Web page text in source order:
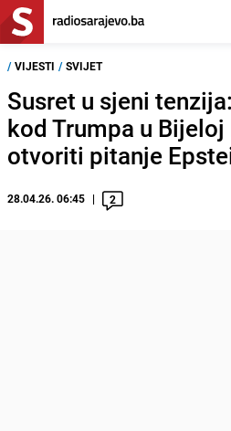
/ VIJESTI / SVIJET
Susret u sjeni
kod Trumpa u
otvoriti pitanje
28.04.26. 06:45 2